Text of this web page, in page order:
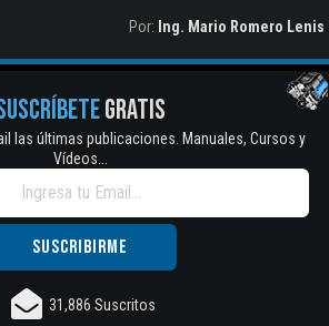
Por: Ing. Mario Romero Lenis
GRATIS
las últimas publicaciones. Manuales, Cursos y
Vídeos...
31,886 Suscritos